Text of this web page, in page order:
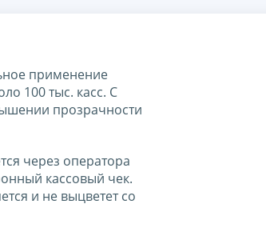
применение
100 тыс. касс. С
прозрачности
через оператора
кассовый чек.
и не выцветет со